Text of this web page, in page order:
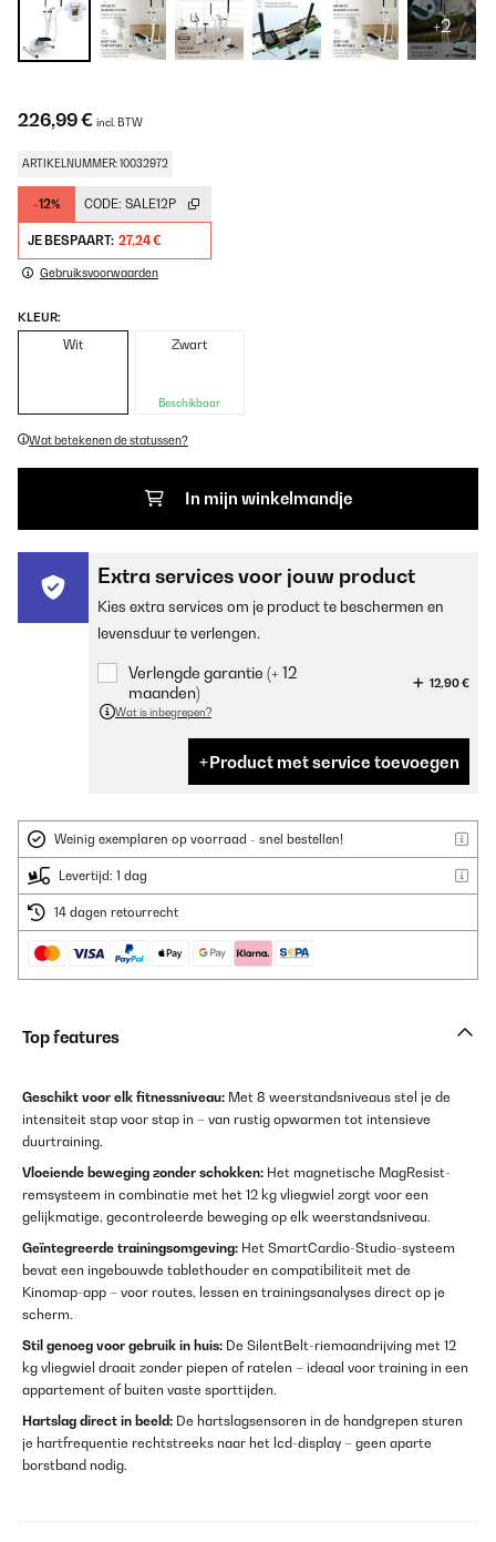
+2
226,99 € incl. BTW
ARTIKELNUMMER: 10032972
-12% CODE: SALE12P
JE BESPAART: 27,24 €
Gebruiksvoorwaarden
KLEUR:
Wit Zwart
Beschikbaar
Wat betekenen de statussen?
In mijn winkelmandje
Extra services voor jouw product
Kies extra services om je product te beschermen en
levensduur te verlengen.
Verlengde garantie (+ 12
maanden)
12,90 €
Wat is inbegrepen?
Product met service toevoegen
Weinig exemplaren op voorraad - snel bestellen!
Levertijd: 1 dag
14 dagen retourrecht
Top features
Geschikt voor elk fitnessniveau: Met 8 weerstandsniveaus stel je de
intensiteit stap voor stap in – van rustig opwarmen tot intensieve
duurtraining.
Vloeiende beweging zonder schokken: Het magnetische MagResist-
remsysteem in combinatie met het 12 kg vliegwiel zorgt voor een
gelijkmatige, gecontroleerde beweging op elk weerstandsniveau.
Geïntegreerde trainingsomgeving: Het SmartCardio-Studio-systeem
bevat een ingebouwde tablethouder en compatibiliteit met de
Kinomap-app – voor routes, lessen en trainingsanalyses direct op je
scherm.
Stil genoeg voor gebruik in huis: De SilentBelt-riemaandrijving met 12
kg vliegwiel draait zonder piepen of ratelen – ideaal voor training in een
appartement of buiten vaste sporttijden.
Hartslag direct in beeld: De hartslagsensoren in de handgrepen sturen
je hartfrequentie rechtstreeks naar het lcd-display – geen aparte
borstband nodig.